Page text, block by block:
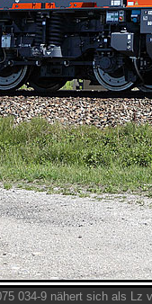
034-9 nähert sich als Lz